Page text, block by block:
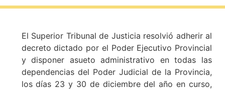
El Superior Tribunal de Justicia resolvió adherir al
decreto dictado por el Poder Ejecutivo Provincial
y disponer asueto administrativo en todas las
dependencias del Poder Judicial de la Provincia,
los días 23 y 30 de diciembre del año en curso,